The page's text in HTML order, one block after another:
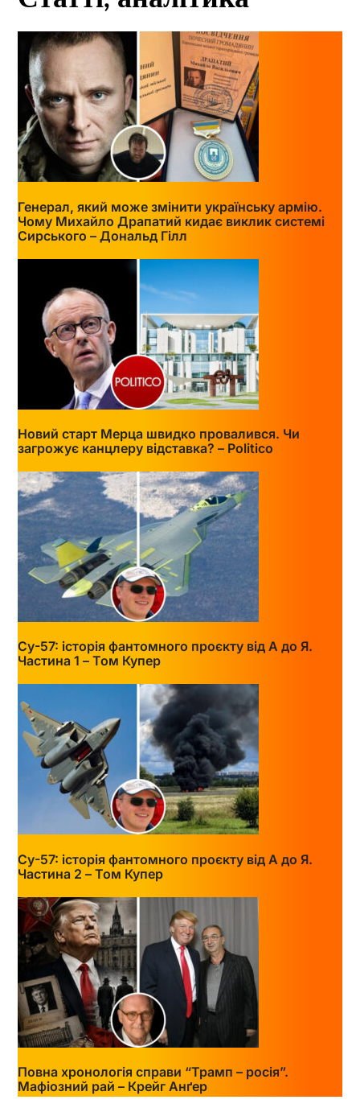
Генерал, який може змінити українську армію.
Чому Михайло Драпатий кидає виклик системі
Сирського – Дональд Гілл
Новий старт Мерца швидко провалився. Чи
загрожує канцлеру відставка? – Politico
Су-57: історія фантомного проєкту від А до Я.
Частина 1 – Том Купер
Су-57: історія фантомного проєкту від А до Я.
Частина 2 – Том Купер
Повна хронологія справи “Трамп – росія”.
Мафіозний рай – Крейг Анґер